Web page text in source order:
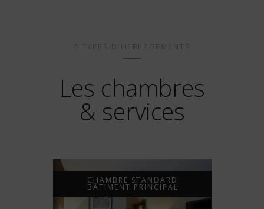
6 TYPES D'HEBERGEMENTS
Les chambres
& services
CHAMBRE STANDARD
BÂTIMENT PRINCIPAL